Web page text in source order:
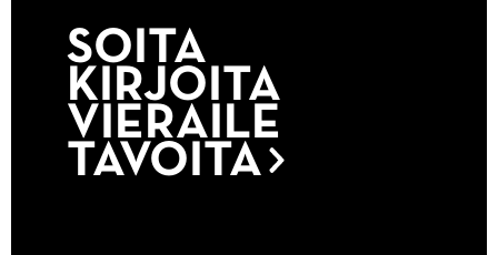
SOITA
KIRJOITA
VIERAILE
TAVOITA